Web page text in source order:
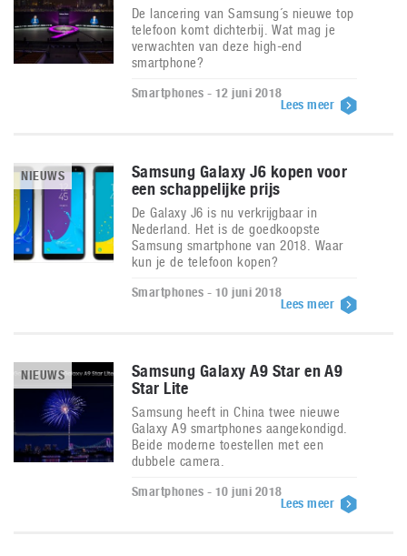
De lancering van Samsung´s nieuwe top
telefoon komt dichterbij. Wat mag je
verwachten van deze high-end
smartphone?
Smartphones - 12 juni 2018
Lees meer
NIEUWS
Samsung Galaxy J6 kopen voor
een schappelijke prijs
De Galaxy J6 is nu verkrijgbaar in
Nederland. Het is de goedkoopste
Samsung smartphone van 2018. Waar
kun je de telefoon kopen?
Smartphones - 10 juni 2018
Lees meer
NIEUWS
Samsung Galaxy A9 Star en A9
Star Lite
Samsung heeft in China twee nieuwe
Galaxy A9 smartphones aangekondigd.
Beide moderne toestellen met een
dubbele camera.
Smartphones - 10 juni 2018
Lees meer